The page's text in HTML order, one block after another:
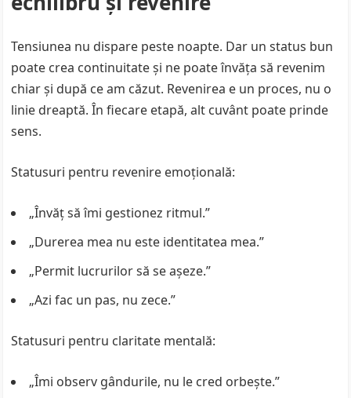
Tensiunea nu dispare peste noapte. Dar un status bun
poate crea continuitate și ne poate învăța să revenim
chiar și după ce am căzut. Revenirea e un proces, nu o
linie dreaptă. În fiecare etapă, alt cuvânt poate prinde
sens.
Statusuri pentru revenire emoțională:
„Învăț să îmi gestionez ritmul.”
„Durerea mea nu este identitatea mea.”
„Permit lucrurilor să se așeze.”
„Azi fac un pas, nu zece.”
Statusuri pentru claritate mentală:
„Îmi observ gândurile, nu le cred orbește.”